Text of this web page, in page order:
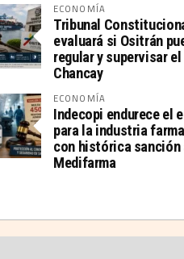
ECONOMÍA
Tribunal
evaluará si Ositrán
regular y supervisar
Chancay
ECONOMÍA
Indecopi endurece el
para la industria
con histórica sanción
Medifarma